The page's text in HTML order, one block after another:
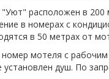
расположен в 200
в номерах с
в 50 метрах от
мотеля с
установлен душ. По